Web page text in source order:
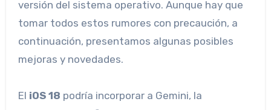
versión del sistema operativo. Aunque hay que
tomar todos estos rumores con precaución, a
continuación, presentamos algunas posibles
mejoras y novedades.
El iOS 18 podría incorporar a Gemini, la